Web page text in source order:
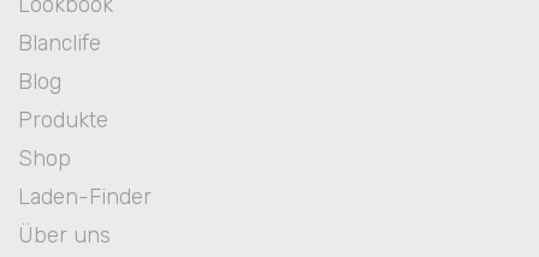
Lookbook
Blanclife
Blog
Produkte
Shop
Laden-Finder
Über uns